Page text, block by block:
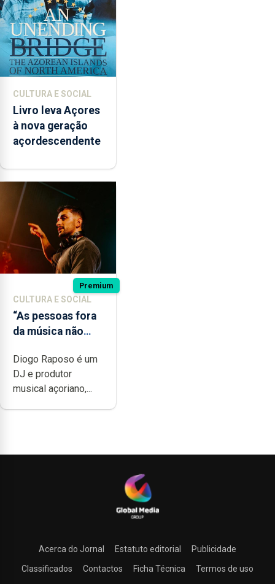
CULTURA E SOCIAL
Livro leva Açores
à nova geração
açordescendente
Premium
CULTURA E SOCIAL
“As pessoas fora
da música não
quão difícil é
produzir uma
música”
Diogo Raposo é um
DJ e produtor
musical açoriano,...
Acerca do Jornal Estatuto editorial
Publicidade
Classificados
Contactos Ficha Técnica
Termos de uso